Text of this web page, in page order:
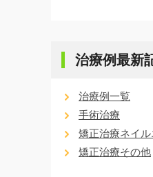
治療例最新
治療例一覧
手術治療
矯正治療ネイル
矯正治療その他